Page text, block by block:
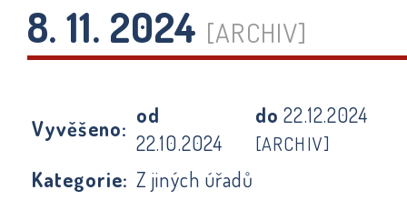
8. 11. 2024 [ARCHIV]
Vyvěšeno:
od
22.10.2024
do22.12.2024
[ARCHIV]
Kategorie: Z jiných úřadů